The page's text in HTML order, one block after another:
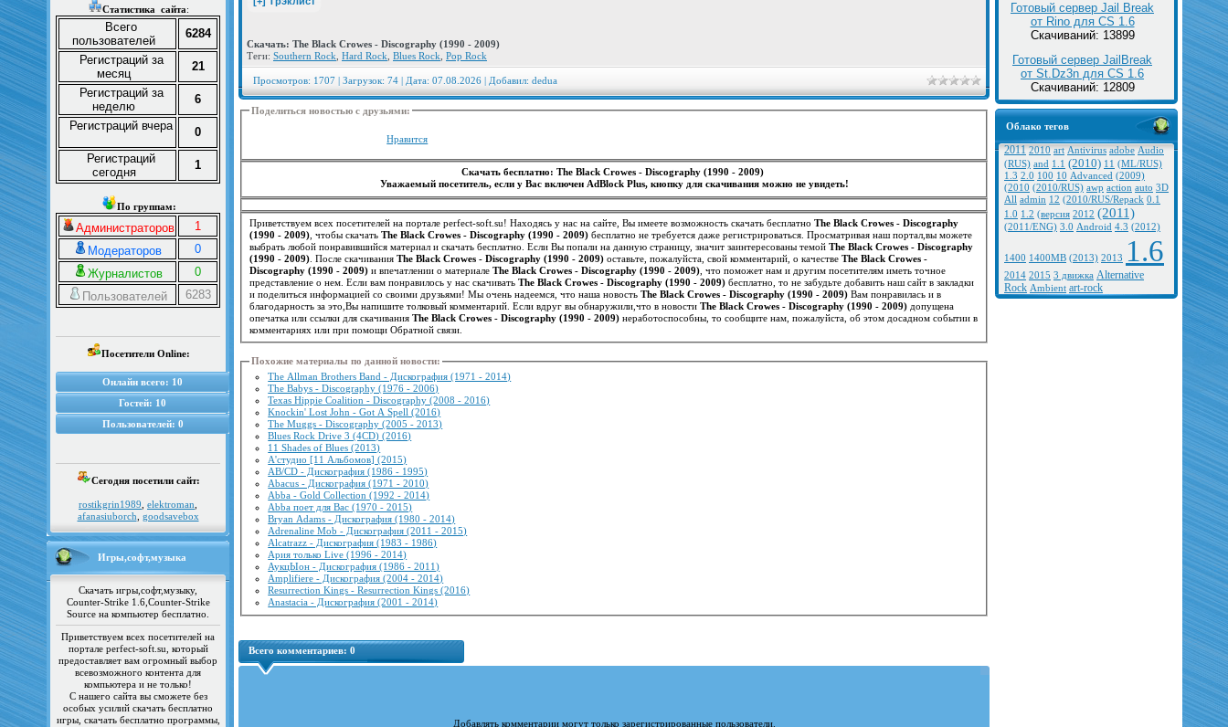
Статистика сайта:
Всего
пользователей
6284
Регистраций за
месяц
21
Регистраций за
неделю
6
Регистраций вчера
0
Регистраций
сегодня
1
По группам:
Администраторов
1
Модераторов
0
Журналистов
0
Пользователей
6283
Посетители Online:
Онлайн всего: 10
Гостей: 10
Пользователей: 0
Сегодня посетили сайт:
rostikgrin1989 elektroman
afanasiuborch goodsavebox
Игры,софт,музыка
Скачать игры,софт,музыку,
Counter-Strike 1.6,Counter-Strike
Source на компьютер бесплатно.
Приветствуем всех посетителей на
портале perfect-soft.su, который
предоставляет вам огромный выбор
всевозможного контента для
компьютера и не только!
С нашего сайта вы сможете без
особых усилий скачать бесплатно
игры, скачать бесплатно программы,
Готовый сервер Jail Break
от Rino для CS 1.6
Скачиваний: 13899
Готовый сервер JailBreak
от St.Dz3n для CS 1.6
Скачиваний: 12809
Облако тегов
2011 2010 art Antivirus adobe Audio
(RUS) and 1.1 (2010) 11 (ML/RUS)
1.3 2.0 100 10 Advanced (2009)
(2010 (2010/RUS) awp action auto 3D
All admin 12 (2010/RUS/Repack 0.1
1.0 1.2 (версия 2012 (2011)
(2011/ENG) 3.0 Android 4.3 (2012)
1400 1400MB (2013) 2013 1.6
2014 2015 3 движка Alternative
Rock Ambient art-rock
Скачать: The Black Crowes - Discography (1990 - 2009)
Теги: Southern Rock Hard Rock Blues Rock Pop Rock
Просмотров: 1707 | Загрузок: 74 | Дата: 07.08.2026 | Добавил: dedua
Поделиться новостью с друзьями:
Нравится
Скачать бесплатно: The Black Crowes - Discography (1990 - 2009)
Уважаемый посетитель, если у Вас включен AdBlock Plus, кнопку для скачивания можно не увидеть!
Приветствуем всех посетителей на портале perfect-soft.su! Находясь у нас на сайте, Вы имеете возможность скачать бесплатноThe Black Crowes - Discography
(1990 - 2009) , чтобы скачатьThe Black Crowes - Discography (1990 - 2009) бесплатно не требуется даже регистрироваться. Просматривая наш портал,вы можете
выбрать любой понравившийся материал и скачать бесплатно. Если Вы попали на данную страницу, значит заинтересованы темойThe Black Crowes - Discography
(1990 - 2009) . После скачиванияThe Black Crowes - Discography (1990 - 2009) оставьте, пожалуйста, свой комментарий, о качествеThe Black Crowes -
Discography (1990 - 2009) и впечатлении о материалеThe Black Crowes - Discography (1990 - 2009) , что поможет нам и другим посетителям иметь точное
представление о нем. Если вам понравилось у нас скачиватьThe Black Crowes - Discography (1990 - 2009) бесплатно, то не забудьте добавить наш сайт в закладки
и поделиться информацией со своими друзьями! Мы очень надеемся, что наша новостьThe Black Crowes - Discography (1990 - 2009) Вам понравилась и в
благодарность за это,Вы напишите толковый комментарий. Если вдруг вы обнаружили,что в новостиThe Black Crowes - Discography (1990 - 2009) допущена
опечатка или ссылки для скачиванияThe Black Crowes - Discography (1990 - 2009) неработоспособны, то сообщите нам, пожалуйста, об этом досадном событии в
комментариях или при помощи Обратной связи.
Похожие материалы по данной новости:
The Allman Brothers Band - Дискография (1971 - 2014)
The Babys - Discography (1976 - 2006)
Texas Hippie Coalition - Discography (2008 - 2016)
Knockin' Lost John - Got A Spell (2016)
The Muggs - Discography (2005 - 2013)
Blues Rock Drive 3 (4CD) (2016)
11 Shades of Blues (2013)
А'студио [11 Альбомов] (2015)
AB/CD - Дискография (1986 - 1995)
Abacus - Дискография (1971 - 2010)
Abba - Gold Collection (1992 - 2014)
Abba поет для Вас (1970 - 2015)
Bryan Adams - Дискография (1980 - 2014)
Adrenaline Mob - Дискография (2011 - 2015)
Alcatrazz - Дискография (1983 - 1986)
Ария только Live (1996 - 2014)
АукцЫон - Дискография (1986 - 2011)
Amplifiere - Дискография (2004 - 2014)
Resurrection Kings - Resurrection Kings (2016)
Anastacia - Дискография (2001 - 2014)
Всего комментариев: 0
Добавлять комментарии могут только зарегистрированные пользователи.